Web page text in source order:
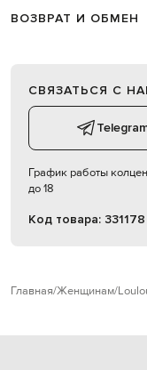
ВОЗВРАТ И ОБМЕН
СВЯЗАТЬСЯ С
График работы
до 18
Код товара: 331178
Главная Женщинам